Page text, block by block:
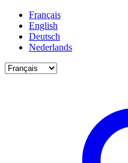
Français
English
Deutsch
Nederlands